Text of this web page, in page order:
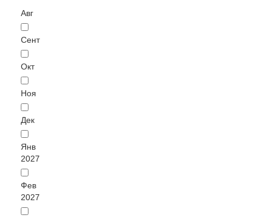
Авг
Сент
Окт
Ноя
Дек
Янв
2027
Фев
2027